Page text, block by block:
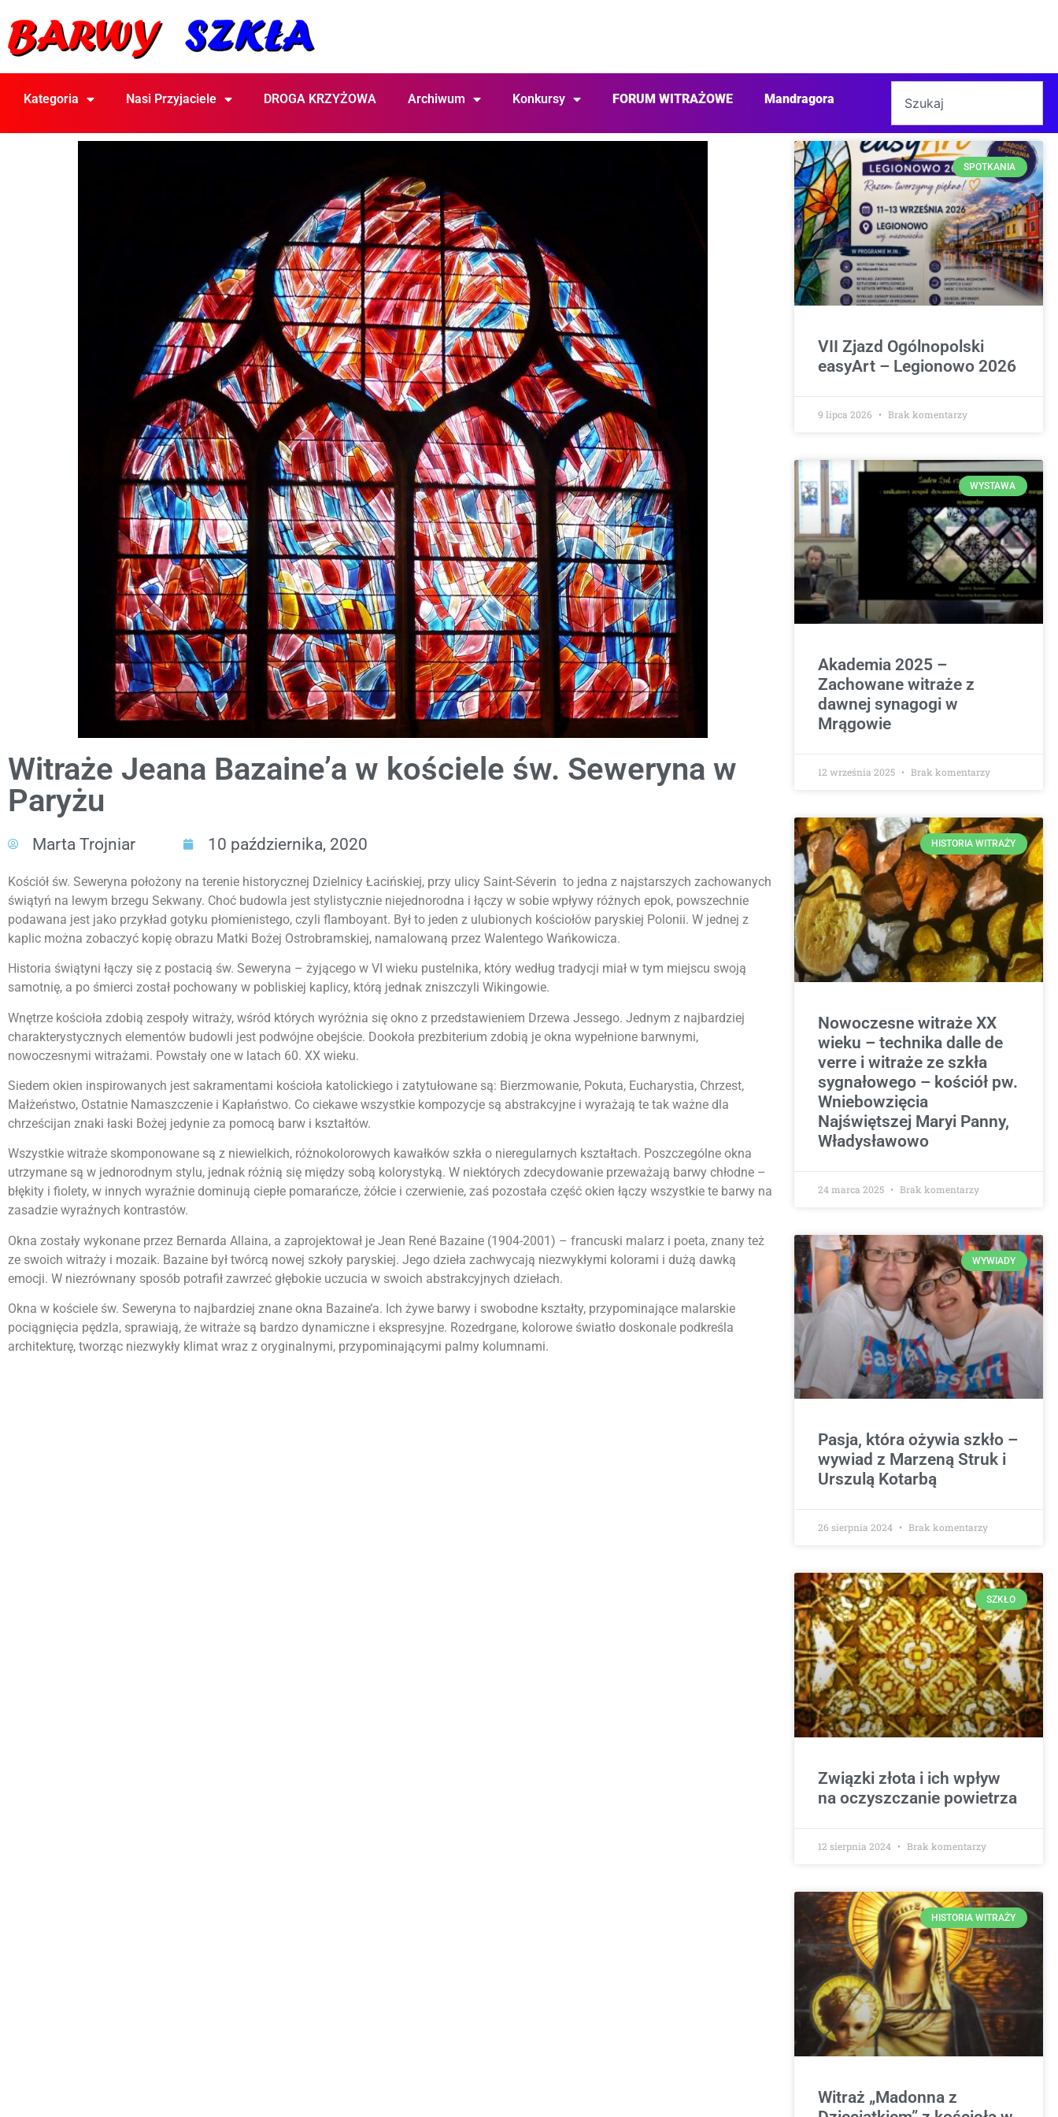
Kategoria Nasi Przyjaciele DROGA KRZYŻOWA Archiwum Konkursy FORUM WITRAŻOWE Mandragora
Witraże Jeana Bazaine’a w kościele św. Seweryna w
Paryżu
Marta Trojniar 10 października, 2020
Kościół św. Seweryna położony na terenie historycznej Dzielnicy Łacińskiej, przy ulicy Saint-Séverin to jedna z najstarszych zachowanych
świątyń na lewym brzegu Sekwany. Choć budowla jest stylistycznie niejednorodna i łączy w sobie wpływy różnych epok, powszechnie
podawana jest jako przykład gotyku płomienistego, czyli flamboyant. Był to jeden z ulubionych kościołów paryskiej Polonii. W jednej z
kaplic można zobaczyć kopię obrazu Matki Bożej Ostrobramskiej, namalowaną przez Walentego Wańkowicza.
Historia świątyni łączy się z postacią św. Seweryna – żyjącego w VI wieku pustelnika, który według tradycji miał w tym miejscu swoją
samotnię, a po śmierci został pochowany w pobliskiej kaplicy, którą jednak zniszczyli Wikingowie.
Wnętrze kościoła zdobią zespoły witraży, wśród których wyróżnia się okno z przedstawieniem Drzewa Jessego. Jednym z najbardziej
charakterystycznych elementów budowli jest podwójne obejście. Dookoła prezbiterium zdobią je okna wypełnione barwnymi,
nowoczesnymi witrażami. Powstały one w latach 60. XX wieku.
Siedem okien inspirowanych jest sakramentami kościoła katolickiego i zatytułowane są: Bierzmowanie, Pokuta, Eucharystia, Chrzest,
Małżeństwo, Ostatnie Namaszczenie i Kapłaństwo. Co ciekawe wszystkie kompozycje są abstrakcyjne i wyrażają te tak ważne dla
chrześcijan znaki łaski Bożej jedynie za pomocą barw i kształtów.
Wszystkie witraże skomponowane są z niewielkich, różnokolorowych kawałków szkła o nieregularnych kształtach. Poszczególne okna
utrzymane są w jednorodnym stylu, jednak różnią się między sobą kolorystyką. W niektórych zdecydowanie przeważają barwy chłodne –
błękity i fiolety, w innych wyraźnie dominują ciepłe pomarańcze, żółcie i czerwienie, zaś pozostała część okien łączy wszystkie te barwy na
zasadzie wyraźnych kontrastów.
Okna zostały wykonane przez Bernarda Allaina, a zaprojektował je Jean René Bazaine (1904-2001) – francuski malarz i poeta, znany też
ze swoich witraży i mozaik. Bazaine był twórcą nowej szkoły paryskiej. Jego dzieła zachwycają niezwykłymi kolorami i dużą dawką
emocji. W niezrównany sposób potrafił zawrzeć głębokie uczucia w swoich abstrakcyjnych dziełach.
Okna w kościele św. Seweryna to najbardziej znane okna Bazaine’a. Ich żywe barwy i swobodne kształty, przypominające malarskie
pociągnięcia pędzla, sprawiają, że witraże są bardzo dynamiczne i ekspresyjne. Rozedrgane, kolorowe światło doskonale podkreśla
architekturę, tworząc niezwykły klimat wraz z oryginalnymi, przypominającymi palmy kolumnami.
SPOTKANIA
VII Zjazd Ogólnopolski
easyArt – Legionowo 2026
9 lipca 2026 Brak komentarzy
WYSTAWA
Akademia 2025 –
Zachowane witraże z
dawnej synagogi w
Mrągowie
12 września 2025 Brak komentarzy
HISTORIA WITRAŻY
Nowoczesne witraże XX
wieku – technika dalle de
verre i witraże ze szkła
sygnałowego – kościół pw.
Wniebowzięcia
Najświętszej Maryi Panny,
Władysławowo
24 marca 2025 Brak komentarzy
WYWIADY
Pasja, która ożywia szkło –
wywiad z Marzeną Struk i
Urszulą Kotarbą
26 sierpnia 2024 Brak komentarzy
SZKŁO
Związki złota i ich wpływ
na oczyszczanie powietrza
12 sierpnia 2024 Brak komentarzy
HISTORIA WITRAŻY
Witraż „Madonna z